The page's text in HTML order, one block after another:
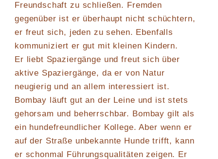
Freundschaft zu schließen. Fremden
gegenüber ist er überhaupt nicht schüchtern,
er freut sich, jeden zu sehen. Ebenfalls
kommuniziert er gut mit kleinen Kindern.
Er liebt Spaziergänge und freut sich über
aktive Spaziergänge, da er von Natur
neugierig und an allem interessiert ist.
Bombay läuft gut an der Leine und ist stets
gehorsam und beherrschbar. Bombay gilt als
ein hundefreundlicher Kollege. Aber wenn er
auf der Straße unbekannte Hunde trifft, kann
er schonmal Führungsqualitäten zeigen. Er